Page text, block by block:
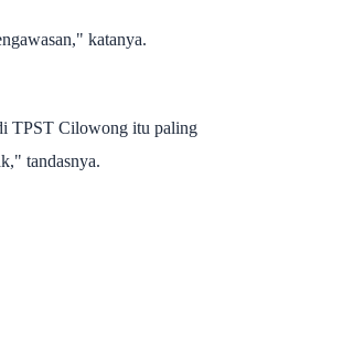
katanya.
TPST Cilowong itu paling
tandasnya.